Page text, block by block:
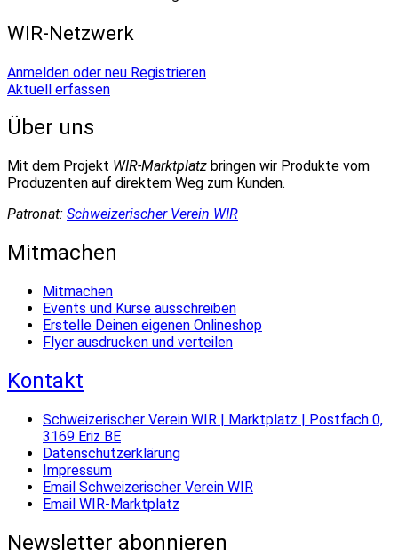
WIR-Netzwerk
Anmelden oder neu Registrieren
Aktuell erfassen
Über uns
Mit dem Projekt WIR-Marktplatz bringen wir Produkte vom
Produzenten auf direktem Weg zum Kunden.
Patronat: Schweizerischer Verein WIR
Mitmachen
Mitmachen
Events und Kurse ausschreiben
Erstelle Deinen eigenen Onlineshop
Flyer ausdrucken und verteilen
Kontakt
Schweizerischer Verein WIR | Marktplatz | Postfach 0,
3169 Eriz BE
Datenschutzerklärung
Impressum
Email Schweizerischer Verein WIR
Email WIR-Marktplatz
Newsletter abonnieren